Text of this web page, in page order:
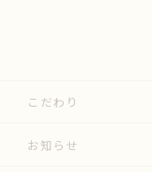
こだわり
お知らせ